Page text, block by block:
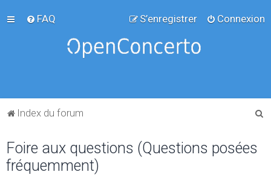
FAQ Connexion
S’enregistrer
Index du forum
Foire aux questions (Questions posées
fréquemment)